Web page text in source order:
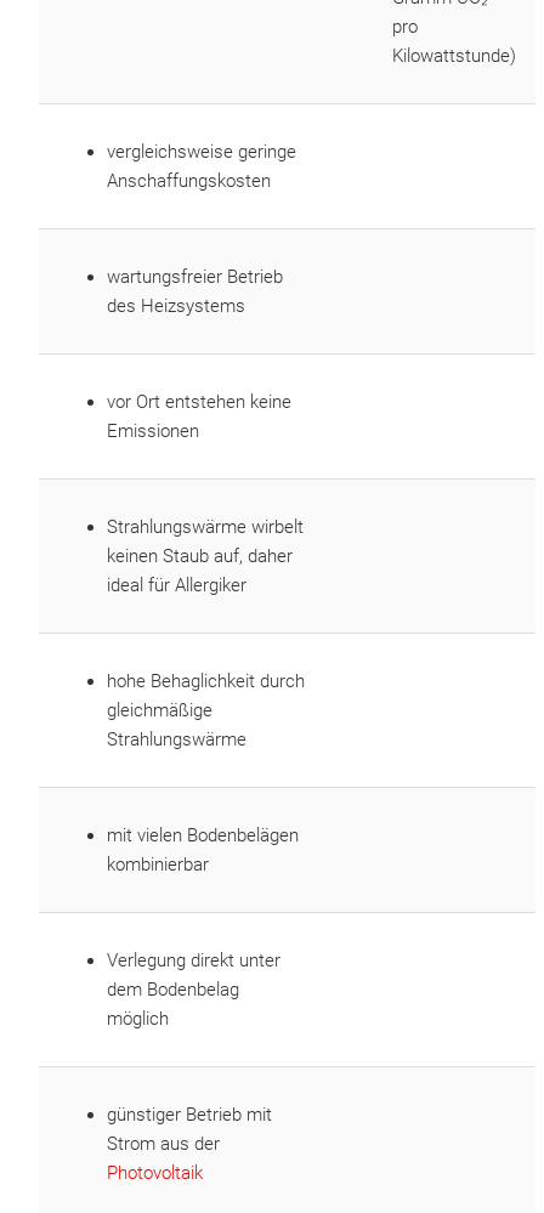
pro
Kilowattstunde)
vergleichsweise geringe
Anschaffungskosten
wartungsfreier Betrieb
des Heizsystems
vor Ort entstehen keine
Emissionen
Strahlungswärme wirbelt
keinen Staub auf, daher
ideal für Allergiker
hohe Behaglichkeit durch
gleichmäßige
Strahlungswärme
mit vielen Bodenbelägen
kombinierbar
Verlegung direkt unter
dem Bodenbelag
möglich
günstiger Betrieb mit
Strom aus der
Photovoltaik